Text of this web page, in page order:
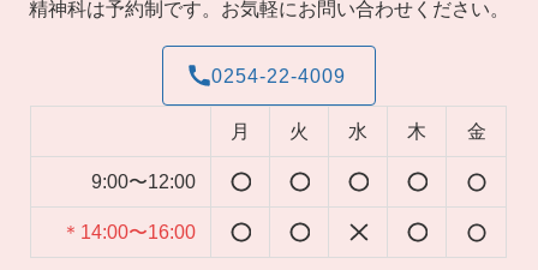
精神科は予約制です。お気軽にお問い合わせください。
0254-22-4009
月 火 水 木 金
9:00〜12:00
＊14:00〜16:00